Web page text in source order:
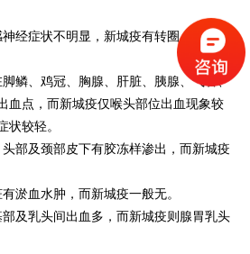
症状不明显，新城疫有转圈、扭脖子
、鸡冠、胸腺、肝脏、胰腺、气管、
血点，而新城疫仅喉头部位出血现象较
状较轻。
及颈部皮下有胶冻样渗出，而新城疫
血水肿，而新城疫一般无。
乳头间出血多，而新城疫则腺胃乳头